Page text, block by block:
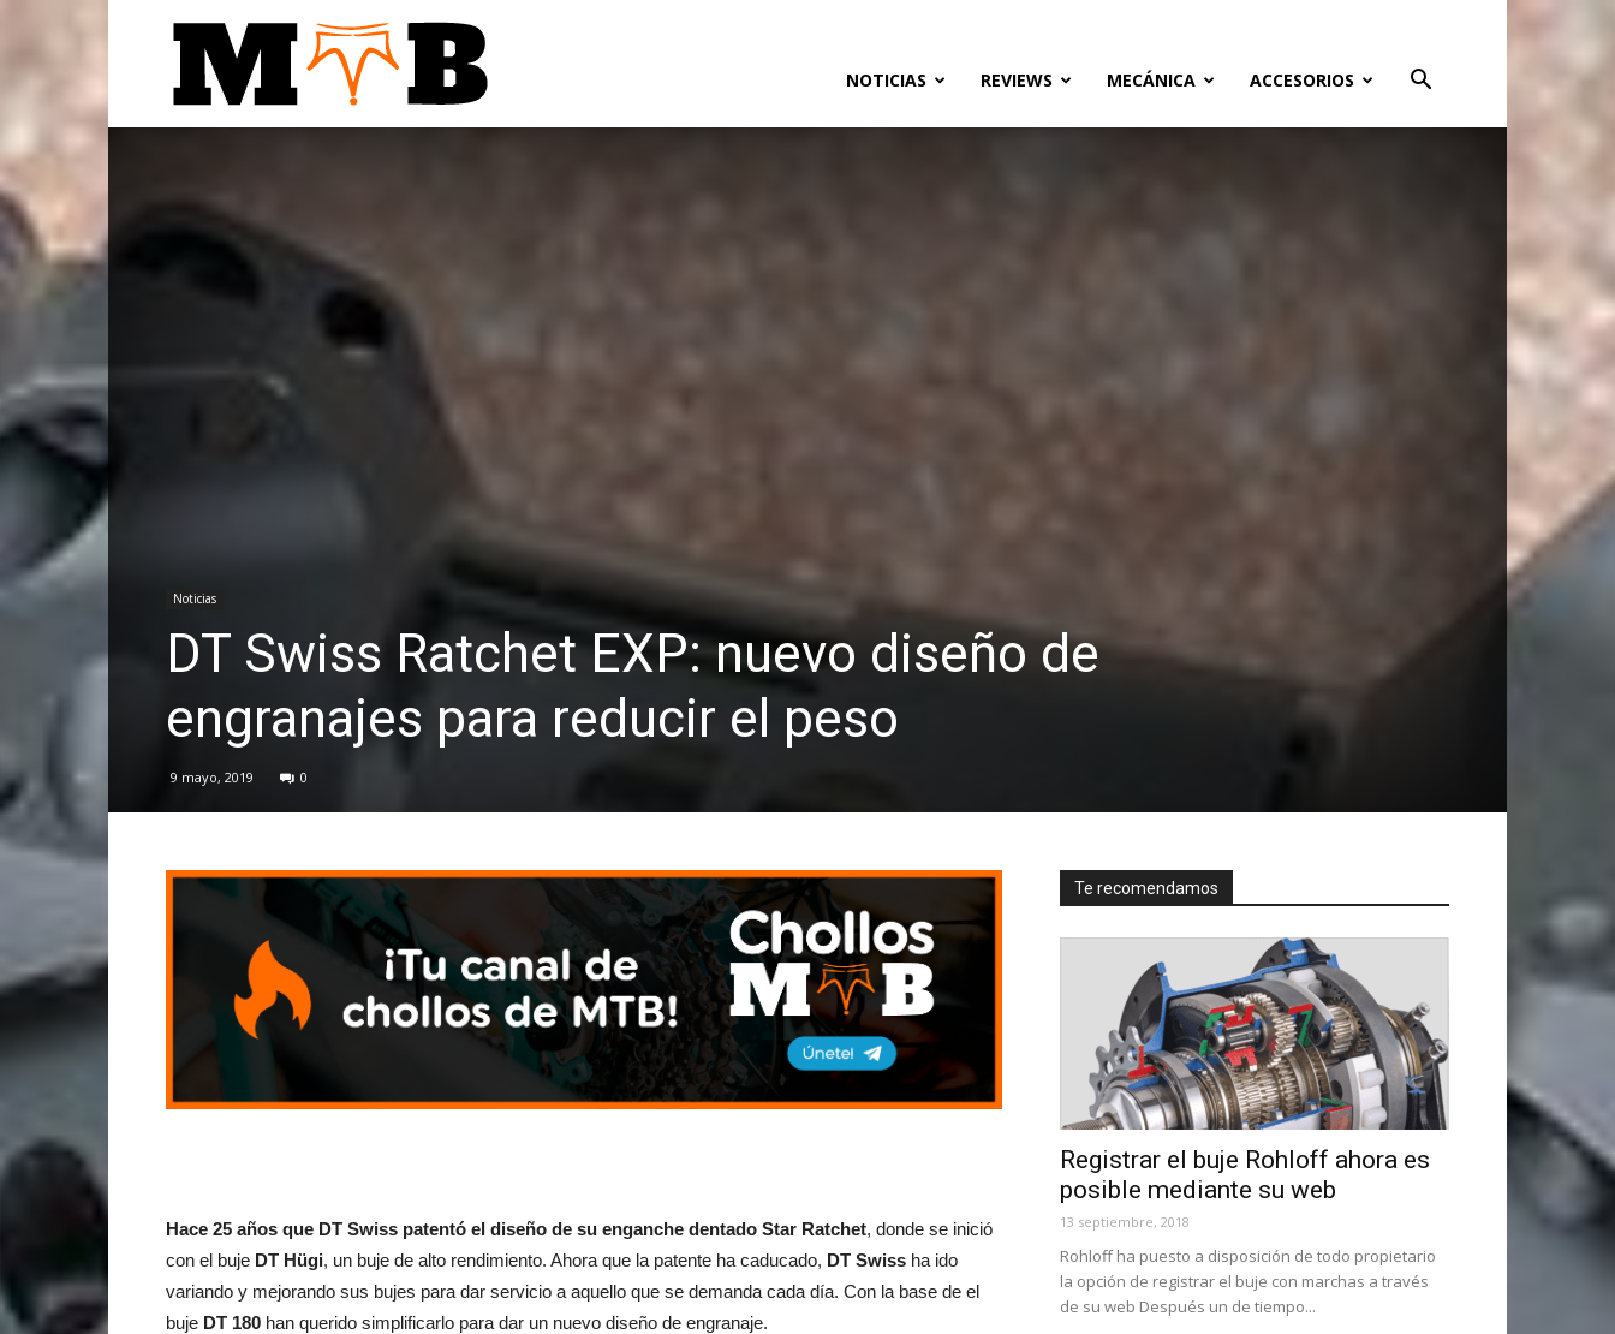
NOTICIAS REVIEWS MECÁNICA ACCESORIOS
Noticias
DT Swiss Ratchet EXP: nuevo diseño de
engranajes para reducir el peso
9 mayo, 2019 0
Hace 25 años que DT Swiss patentó el diseño de su enganche dentado Star Ratchet, donde se inició
con el buje DT Hügi, un buje de alto rendimiento. Ahora que la patente ha caducado, DT Swiss ha ido
variando y mejorando sus bujes para dar servicio a aquello que se demanda cada día. Con la base de el
buje DT 180 han querido simplificarlo para dar un nuevo diseño de engranaje.
Te recomendamos
Registrar el buje Rohloff ahora es
posible mediante su web
13 septiembre, 2018
Rohloff ha puesto a disposición de todo propietario
la opción de registrar el buje con marchas a través
de su web Después un de tiempo...